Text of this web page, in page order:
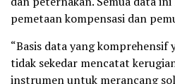
pemetaan kompensasi dan
“Basis data yang
tidak sekedar mencatat
instrumen untuk merancang